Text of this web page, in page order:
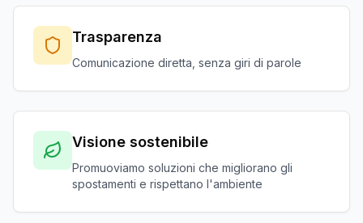
Trasparenza
Comunicazione diretta, senza giri di parole
Visione sostenibile
Promuoviamo soluzioni che migliorano gli
spostamenti e rispettano l'ambiente